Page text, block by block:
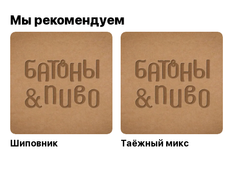
Мы рекомендуем
Шиповник Таёжный микс